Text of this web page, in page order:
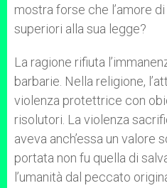
mostra forse che l’amore
superiori alla sua legge?
La ragione rifiuta
barbarie. Nella religione,
violenza protettrice con
risolutori. La violenza
aveva anch’essa un valore
portata non fu quella di
l’umanità dal peccato